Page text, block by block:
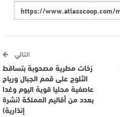
التالي
زخات مطرية مصحوبة بتساقط
الثلوج على قمم الجبال ورياح
عاصفية محليا قوية اليوم وغدا
بعدد من أقاليم المملكة (نشرة
إنذارية)